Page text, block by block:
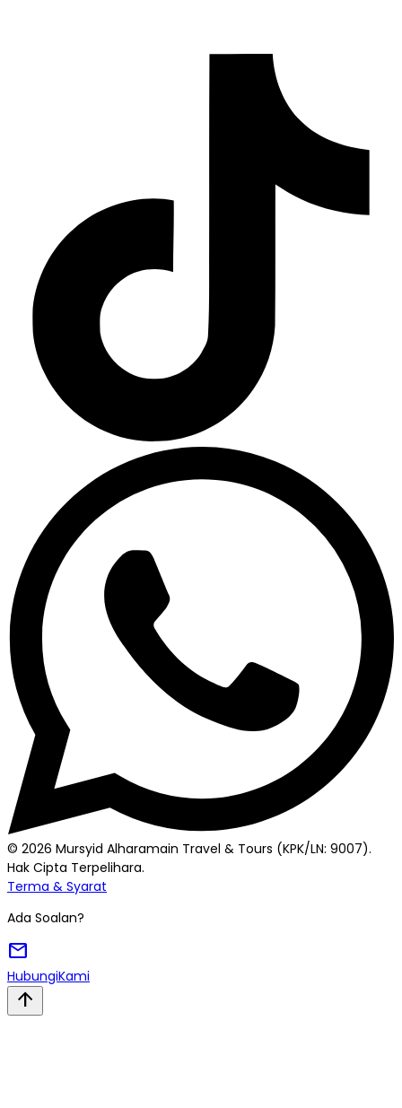
© 2026 Mursyid Alharamain Travel & Tours (KPK/LN: 9007).
Hak Cipta Terpelihara.
Terma & Syarat
Ada Soalan?
mail
HubungiKami
arrow_upward